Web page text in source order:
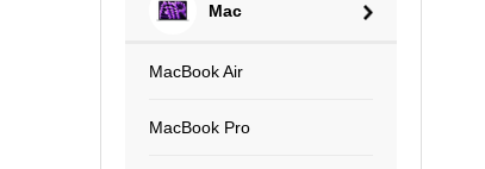
Mac
MacBook Air
MacBook Pro